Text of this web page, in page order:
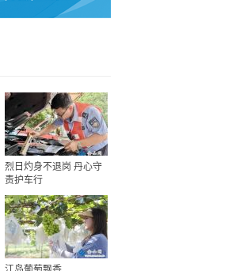
烈日灼身不退岗 丹心守
责护车行